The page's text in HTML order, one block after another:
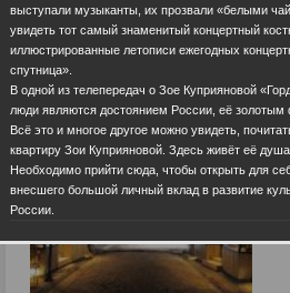
выступали музыканты, их прозвали «белыми
увидеть тот самый знаменитый концертный
иллюстрированные летописи ежегодных
спутница».
В одной из телепередач о Зое Куприяновой
люди являются достоянием России, её
Всё это и многое другое можно увидеть,
квартиру Зои Куприяновой. Здесь живёт её
Необходимо прийти сюда, чтобы открыть для
внесшего большой личный вклад в развитие
России.